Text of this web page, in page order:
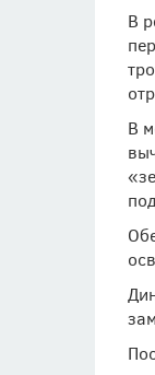
В
В